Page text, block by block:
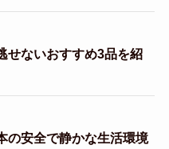
せないおすすめ3品を紹
の安全で静かな生活環境